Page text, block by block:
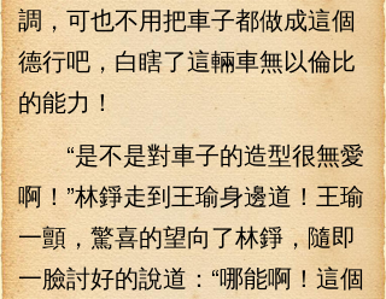
調，可也不用把車子都做成這個
德行吧，白瞎了這輛車無以倫比
的能力！
“是不是對車子的造型很無愛
啊！”林錚走到王瑜身邊道！王瑜
一顫，驚喜的望向了林錚，隨即
一臉討好的說道：“哪能啊！這個